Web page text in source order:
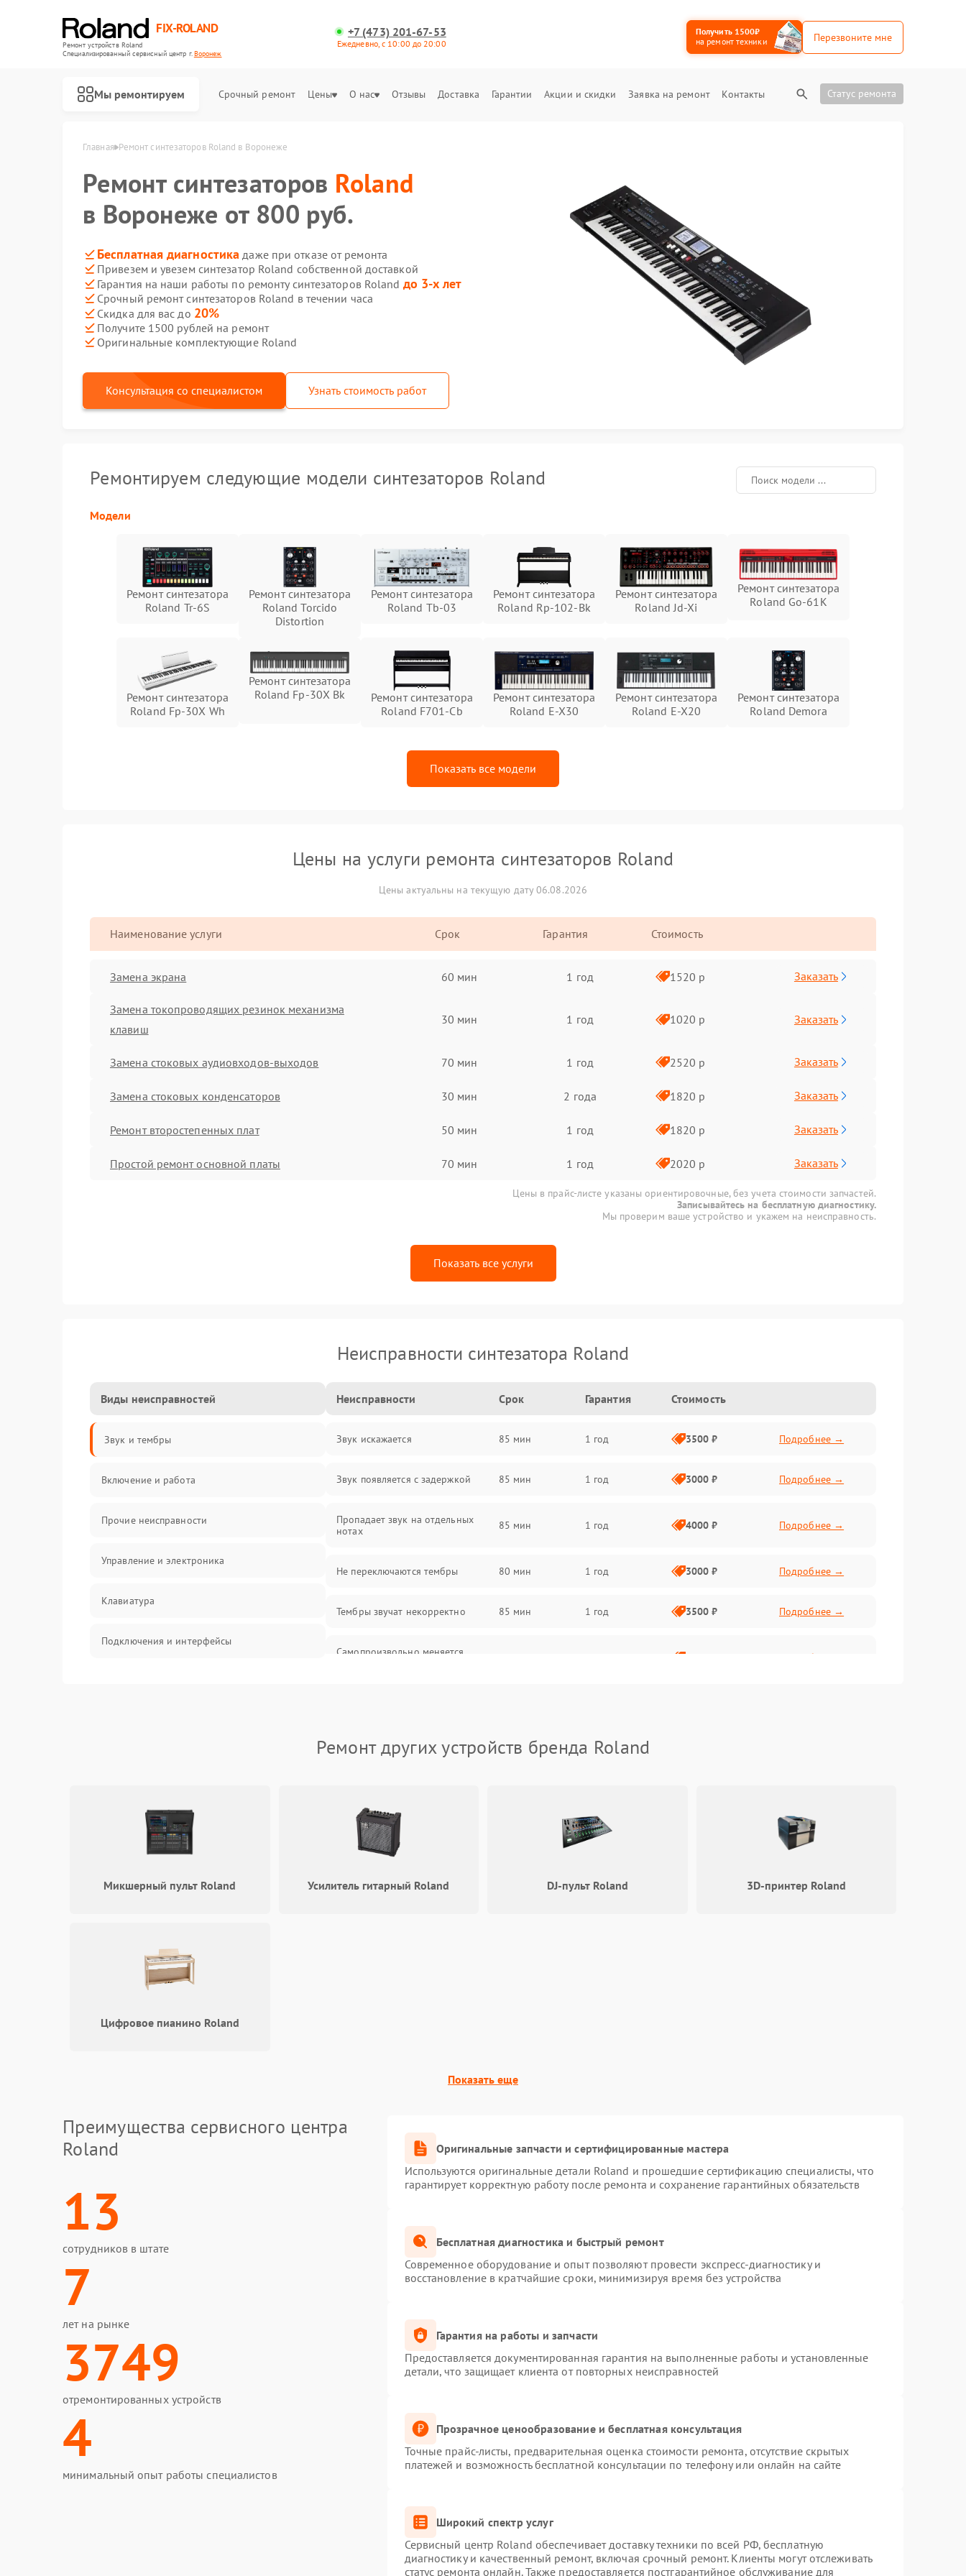
FIX-ROLAND
Ремонт устройств Roland
Специализированный cервисный центр г.Воронеж
+7 (473) 201-67-53
Ежедневно, с 10:00 до 20:00
Получить 1500₽
на ремонт техники
Перезвоните мне
Мы ремонтируем Срочный ремонт Цены О нас Отзывы Доставка Гарантии Акции и скидки Заявка на ремонт Контакты Статус ремонта
Главная Ремонт синтезаторов Roland в Воронеже
Ремонт синтезаторов Roland
в Воронеже от 800 руб.
Бесплатная диагностика даже при отказе от ремонта
Привезем и увезем синтезатор Roland собственной доставкой
Гарантия на наши работы по ремонту синтезаторов Roland до 3-х лет
Срочный ремонт синтезаторов Roland в течении часа
Скидка для вас до 20%
Получите 1500 рублей на ремонт
Оригинальные комплектующие Roland
Консультация со специалистом Узнать стоимость работ
Ремонтируем следующие модели синтезаторов Roland
Модели
Ремонт синтезатора
Roland Tr-6S
Ремонт синтезатора
Roland Torcido
Distortion
Ремонт синтезатора
Roland Tb-03
Ремонт синтезатора
Roland Rp-102-Bk
Ремонт синтезатора
Roland Jd-Xi
Ремонт синтезатора
Roland Go-61K
Ремонт синтезатора
Roland Fp-30X Wh
Ремонт синтезатора
Roland Fp-30X Bk
Ремонт синтезатора
Roland F701-Cb
Ремонт синтезатора
Roland E-X30
Ремонт синтезатора
Roland E-X20
Ремонт синтезатора
Roland Demora
Показать все модели
Цены на услуги ремонта синтезаторов Roland
Цены актуальны на текущую дату 06.08.2026
Наименование услуги Срок Гарантия Стоимость
Замена экрана 60 мин 1 год 1520 р Заказать
Замена токопроводящих резинок механизма
клавиш
30 мин 1 год 1020 р Заказать
Замена стоковых аудиовходов-выходов 70 мин 1 год 2520 р Заказать
Замена стоковых конденсаторов 30 мин 2 года 1820 р Заказать
Ремонт второстепенных плат 50 мин 1 год 1820 р Заказать
Простой ремонт основной платы 70 мин 1 год 2020 р Заказать
Цены в прайс-листе указаны ориентировочные, без учета стоимости запчастей.
Записывайтесь на бесплатную диагностику.
Мы проверим ваше устройство и укажем на неисправность.
Показать все услуги
Неисправности синтезатора Roland
Виды неисправностей
Звук и тембры
Включение и работа
Прочие неисправности
Управление и электроника
Клавиатура
Подключения и интерфейсы
Программное обеспечение
Неисправности Срок Гарантия Стоимость
Звук искажается 85 мин 1 год 3500 ₽ Подробнее →
Звук появляется с задержкой 85 мин 1 год 3000 ₽ Подробнее →
Пропадает звук на отдельных
нотах
85 мин 1 год 4000 ₽ Подробнее →
Не переключаются тембры 80 мин 1 год 3000 ₽ Подробнее →
Тембры звучат некорректно 85 мин 1 год 3500 ₽ Подробнее →
Самопроизвольно меняется
2800 ₽ Подробнее →
Ремонт других устройств бренда Roland
Микшерный пульт Roland Усилитель гитарный Roland DJ-пульт Roland 3D-принтер Roland
Цифровое пианино Roland
Показать еще
Преимущества сервисного центра
Roland
13
сотрудников в штате
7
лет на рынке
3749
отремонтированных устройств
4
минимальный опыт работы специалистов
Оригинальные запчасти и сертифицированные мастера
Используются оригинальные детали Roland и прошедшие сертификацию специалисты, что
гарантирует корректную работу после ремонта и сохранение гарантийных обязательств
Бесплатная диагностика и быстрый ремонт
Современное оборудование и опыт позволяют провести экспресс-диагностику и
восстановление в кратчайшие сроки, минимизируя время без устройства
Гарантия на работы и запчасти
Предоставляется документированная гарантия на выполненные работы и установленные
детали, что защищает клиента от повторных неисправностей
Прозрачное ценообразование и бесплатная консультация
Точные прайс-листы, предварительная оценка стоимости ремонта, отсутствие скрытых
платежей и возможность бесплатной консультации по телефону или онлайн на сайте
Широкий спектр услуг
Сервисный центр Roland обеспечивает доставку техники по всей РФ, бесплатную
диагностику и качественный ремонт, включая срочный ремонт. Клиенты могут отслеживать
статус ремонта онлайн. Также предоставляется постгарантийное обслуживание для